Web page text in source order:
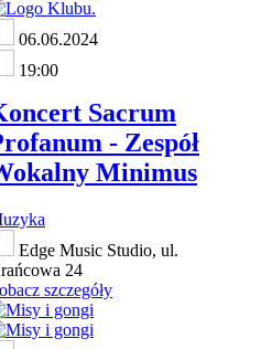
06.06.2024
19:00
Sacrum
- Zespół
Minimus
Edge Music Studio, ul.
24
szczegóły